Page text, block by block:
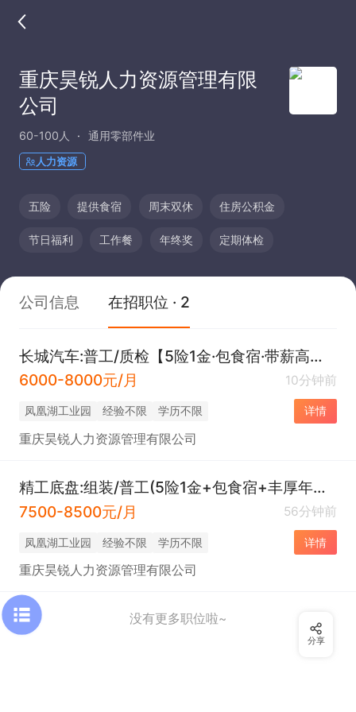
重庆昊锐人力资源管理有限
公司
60-100人 通用零部件业
人力资源
五险 提供食宿 周末双休 住房公积金
节日福利 工作餐 年终奖 定期体检
公司信息 在招职位 · 2
长城汽车:普工/质检【5险1金·包食宿·带薪高温假·晋升空间·厂车接送】
6000-8000元/月
10分钟前
凤凰湖工业园 经验不限 学历不限 详情
重庆昊锐人力资源管理有限公司
精工底盘:组装/普工(5险1金+包食宿+丰厚年终奖)
7500-8500元/月
56分钟前
凤凰湖工业园 经验不限 学历不限 详情
重庆昊锐人力资源管理有限公司
没有更多职位啦~
分享